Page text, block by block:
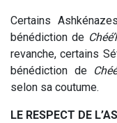
Certains
bénédiction de
revanche, certains
bénédiction de
selon sa coutume.
LE RESPECT DE